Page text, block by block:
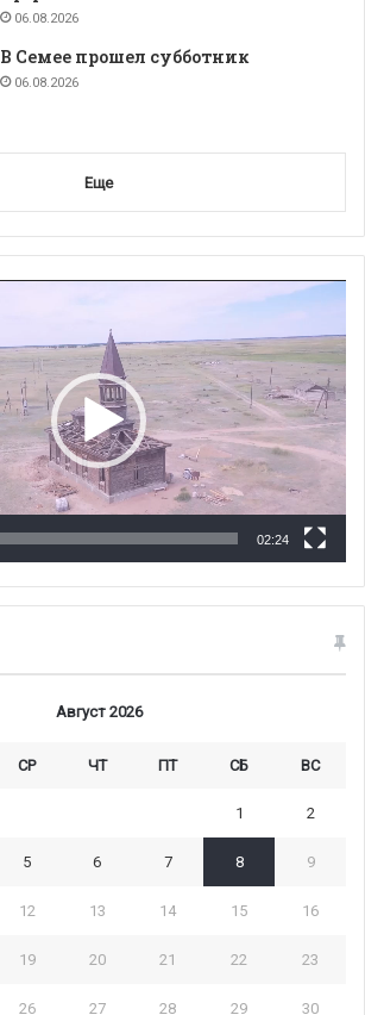
06.08.2026
В Семее прошел субботник
06.08.2026
Еще
02:24
Август 2026
СР ЧТ ПТ СБ ВС
1 2
5 6 7 8 9
12 13 14 15 16
19 20 21 22 23
26 27 28 29 30